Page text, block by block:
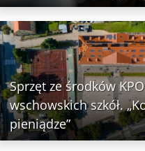
Sprzęt ze środków
wschowskich szkół.
pieniądze”